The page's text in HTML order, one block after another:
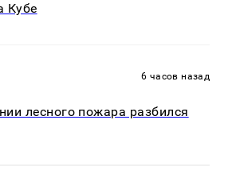
Кубе
6 часов назад
лесного пожара разбился